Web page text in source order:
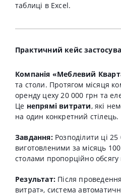
таблиці в Excel.
Практичний кейс
Компанія «Меблевий
та столи. Протягом місяця
оренду цеху 20 000 грн та
Це непрямі витрати, які
на один конкретний стілець.
Завдання:Розподілити ці
виготовленими за місяць
столами пропорційно обсягу
Результат: Після
витрат», система